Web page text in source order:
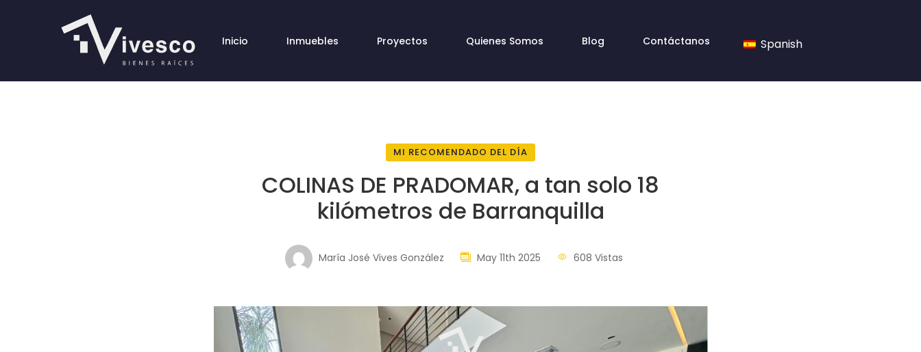
Inicio Inmuebles Proyectos Quienes Somos Blog Contáctanos Spanish
MI RECOMENDADO DEL DÍA
COLINAS DE PRADOMAR, a tan solo 18
kilómetros de Barranquilla
María José Vives González May 11th 2025 608 Vistas